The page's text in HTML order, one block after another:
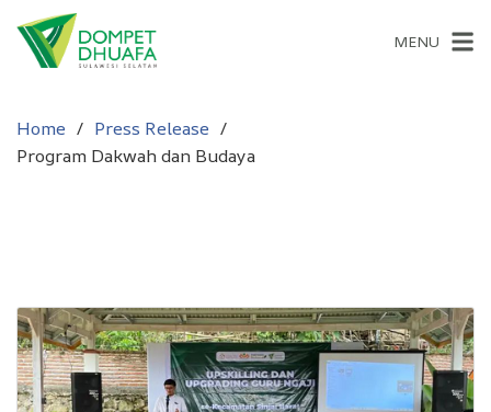
MENU
Home
Press Release
Program Dakwah dan Budaya